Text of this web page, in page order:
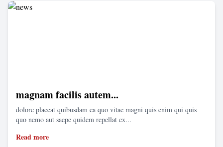
magnam facilis autem...
dolore placeat quibusdam ea quo vitae magni quis enim qui quis
quo nemo aut saepe quidem repellat ex...
Read more